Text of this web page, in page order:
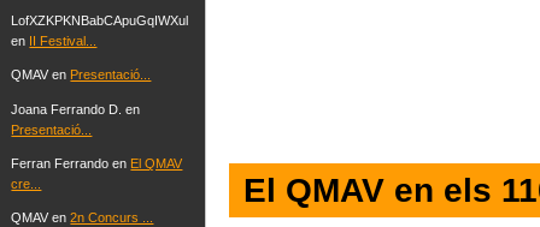
LofXZKPKNBabCApuGqIWXul
en II Festival...
QMAV en Presentació...
Joana Ferrando D. en
Presentació...
Ferran Ferrando en El QMAV
cre...
QMAV en2n Concurs ...
El QMAV en els